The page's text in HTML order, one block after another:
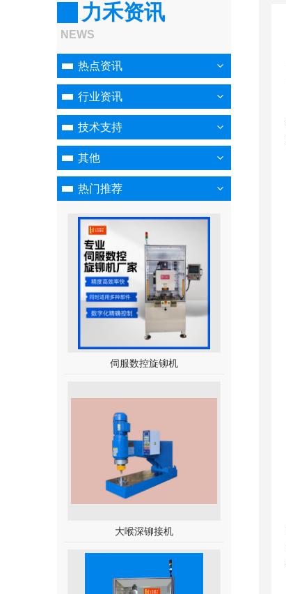
力禾资讯
NEWS
热点资讯
行业资讯
技术支持
其他
热门推荐
伺服数控旋铆机
大喉深铆接机